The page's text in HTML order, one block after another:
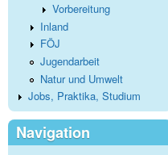
Vorbereitung
Inland
FÖJ
Jugendarbeit
Natur und Umwelt
Jobs, Praktika, Studium
Navigation